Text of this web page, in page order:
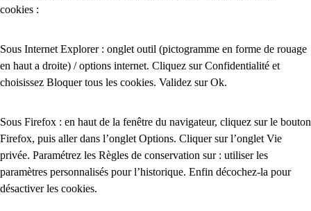
cookies :
Sous Internet Explorer : onglet outil (pictogramme en forme de rouage
en haut a droite) / options internet. Cliquez sur Confidentialité et
choisissez Bloquer tous les cookies. Validez sur Ok.
Sous Firefox : en haut de la fenêtre du navigateur, cliquez sur le bouton
Firefox, puis aller dans l’onglet Options. Cliquer sur l’onglet Vie
privée. Paramétrez les Règles de conservation sur : utiliser les
paramètres personnalisés pour l’historique. Enfin décochez-la pour
désactiver les cookies.